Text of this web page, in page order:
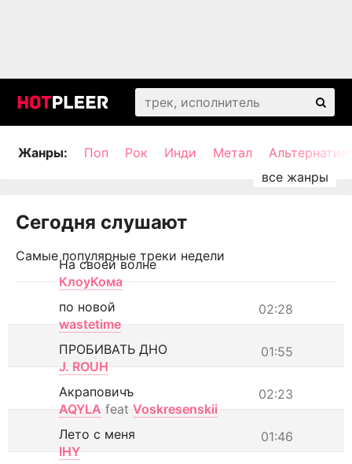
Жанры: Поп Рок Инди Метал
Сегодня слушают
Самые популярные треки недели
На своей волне
КлоуКома
02:28
по новой
wastetime
01:55
ПРОБИВАТЬ ДНО
J. ROUH
02:23
Акраповичъ
AQYLA feat Voskresenskii
01:46
Лето с меня
IHY